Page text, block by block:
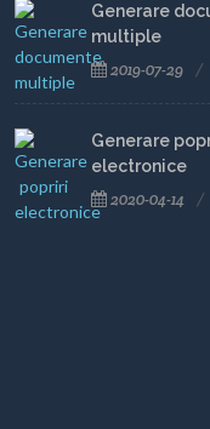
Generare
multiple
2019-07-29
Generare
electronice
2020-04-14